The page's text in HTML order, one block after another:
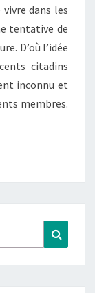
dans les
tentative de
D’où l’idée
citadins
inconnu et
membres.